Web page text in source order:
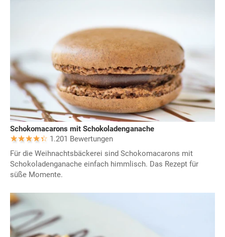
Schokomacarons mit Schokoladenganache
1.201 Bewertungen
Für die Weihnachtsbäckerei sind Schokomacarons mit
Schokoladenganache einfach himmlisch. Das Rezept für
süße Momente.